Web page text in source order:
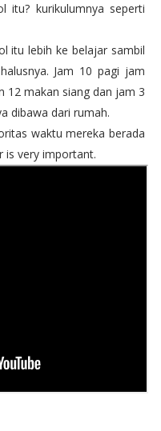
itu? kurikulumnya seperti
itu lebih ke belajar sambil
Jam 10 pagi jam
12 makan siang dan jam 3
dibawa dari rumah.
waktu mereka berada
is very important.